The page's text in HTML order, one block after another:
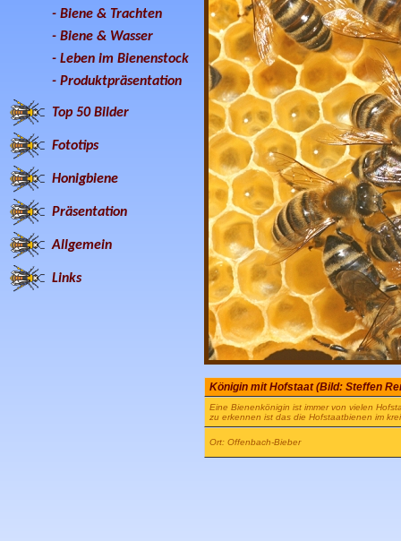
- Biene & Trachten
- Biene & Wasser
- Leben im Bienenstock
- Produktpräsentation
Top 50 Bilder
Fototips
Honigbiene
Präsentation
Allgemein
Links
Königin mit Hofstaat (Bild: Steffen
Eine Bienenkönigin ist immer von vielen
zu erkennen ist das die Hofstaatbienen im
Ort: Offenbach-Bieber